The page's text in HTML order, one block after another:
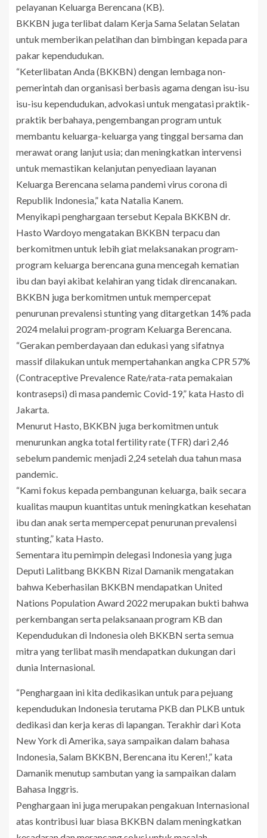
pelayanan Keluarga Berencana (KB).
BKKBN juga terlibat dalam Kerja Sama Selatan Selatan
untuk memberikan pelatihan dan bimbingan kepada para
pakar kependudukan.
“Keterlibatan Anda (BKKBN) dengan lembaga non-
pemerintah dan organisasi berbasis agama dengan isu-isu
isu-isu kependudukan, advokasi untuk mengatasi praktik-
praktik berbahaya, pengembangan program untuk
membantu keluarga-keluarga yang tinggal bersama dan
merawat orang lanjut usia; dan meningkatkan intervensi
untuk memastikan kelanjutan penyediaan layanan
Keluarga Berencana selama pandemi virus corona di
Republik Indonesia,” kata Natalia Kanem.
Menyikapi penghargaan tersebut Kepala BKKBN dr.
Hasto Wardoyo mengatakan BKKBN terpacu dan
berkomitmen untuk lebih giat melaksanakan program-
program keluarga berencana guna mencegah kematian
ibu dan bayi akibat kelahiran yang tidak direncanakan.
BKKBN juga berkomitmen untuk mempercepat
penurunan prevalensi stunting yang ditargetkan 14% pada
2024 melalui program-program Keluarga Berencana.
“Gerakan pemberdayaan dan edukasi yang sifatnya
massif dilakukan untuk mempertahankan angka CPR 57%
(Contraceptive Prevalence Rate/rata-rata pemakaian
kontrasepsi) di masa pandemic Covid-19,” kata Hasto di
Jakarta.
Menurut Hasto, BKKBN juga berkomitmen untuk
menurunkan angka total fertility rate (TFR) dari 2,46
sebelum pandemic menjadi 2,24 setelah dua tahun masa
pandemic.
“Kami fokus kepada pembangunan keluarga, baik secara
kualitas maupun kuantitas untuk meningkatkan kesehatan
ibu dan anak serta mempercepat penurunan prevalensi
stunting,” kata Hasto.
Sementara itu pemimpin delegasi Indonesia yang juga
Deputi Lalitbang BKKBN Rizal Damanik mengatakan
bahwa Keberhasilan BKKBN mendapatkan United
Nations Population Award 2022 merupakan bukti bahwa
perkembangan serta pelaksanaan program KB dan
Kependudukan di Indonesia oleh BKKBN serta semua
mitra yang terlibat masih mendapatkan dukungan dari
dunia Internasional.
“Penghargaan ini kita dedikasikan untuk para pejuang
kependudukan Indonesia terutama PKB dan PLKB untuk
dedikasi dan kerja keras di lapangan. Terakhir dari Kota
New York di Amerika, saya sampaikan dalam bahasa
Indonesia, Salam BKKBN, Berencana itu Keren!,” kata
Damanik menutup sambutan yang ia sampaikan dalam
Bahasa Inggris.
Penghargaan ini juga merupakan pengakuan Internasional
atas kontribusi luar biasa BKKBN dalam meningkatkan